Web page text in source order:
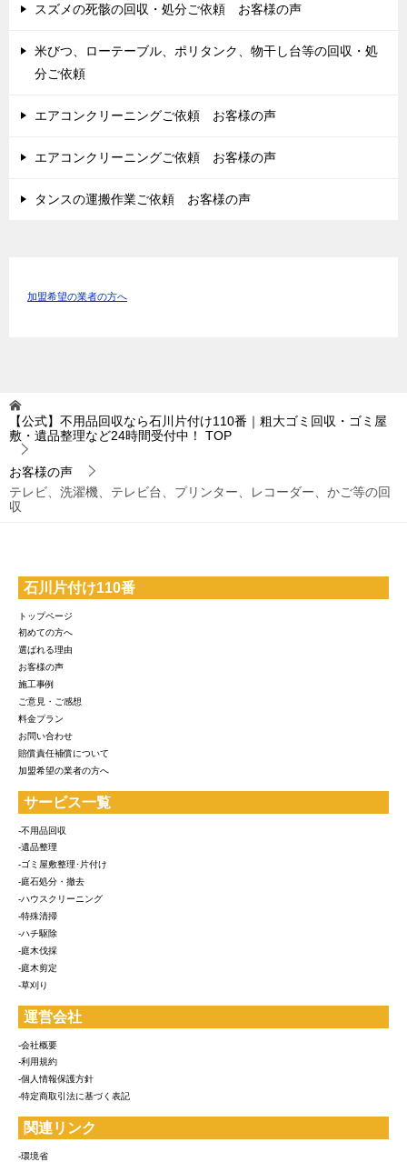
スズメの死骸の回収・処分ご依頼 お客様の声
米びつ、ローテーブル、ポリタンク、物干し台等の回収・処
分ご依頼
エアコンクリーニングご依頼 お客様の声
エアコンクリーニングご依頼 お客様の声
タンスの運搬作業ご依頼 お客様の声
加盟希望の業者の方へ
【公式】不用品回収なら石川片付け110番｜粗大ゴミ回収・ゴミ屋
敷・遺品整理など24時間受付中！
TOP
お客様の声
テレビ、洗濯機、テレビ台、プリンター、レコーダー、かご等の回
収
石川片付け110番
トップページ
初めての方へ
選ばれる理由
お客様の声
施工事例
ご意見・ご感想
料金プラン
お問い合わせ
賠償責任補償について
加盟希望の業者の方へ
サービス一覧
-不用品回収
-遺品整理
-ゴミ屋敷整理･片付け
-庭石処分・撤去
-ハウスクリーニング
-特殊清掃
-ハチ駆除
-庭木伐採
-庭木剪定
-草刈り
運営会社
-会社概要
-利用規約
-個人情報保護方針
-特定商取引法に基づく表記
関連リンク
-環境省